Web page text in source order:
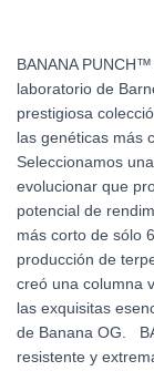
BANANA
laboratorio de
prestigiosa
las genéticas más
Seleccionamos
evolucionar que
potencial de
más corto de sólo
producción de
creó una columna
las exquisitas
de Banana OG.
resistente y